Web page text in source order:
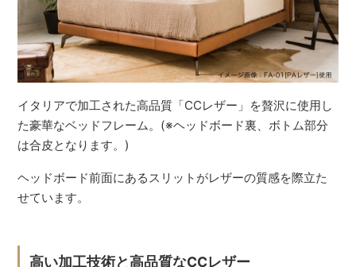
イタリアで加工された高品質「CCレザー」を贅沢に使用し
た豪華なベッドフレーム。(※ヘッドボード裏、ボトム部分
は合皮となります。)
ヘッドボード前面にあるスリットがレザーの質感を際立た
せています。
高い加工技術と高品質なCCレザー